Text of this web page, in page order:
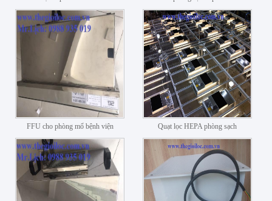
FFU cho phòng mổ bệnh viện Quạt lọc HEPA phòng sạch